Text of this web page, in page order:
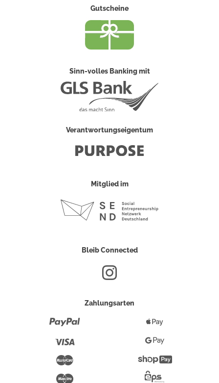
Gutscheine
Sinn-volles Banking mit
Verantwortungseigentum
Mitglied im
Bleib Connected
Zahlungsarten
Maestro
Pay
Google
PayShopify